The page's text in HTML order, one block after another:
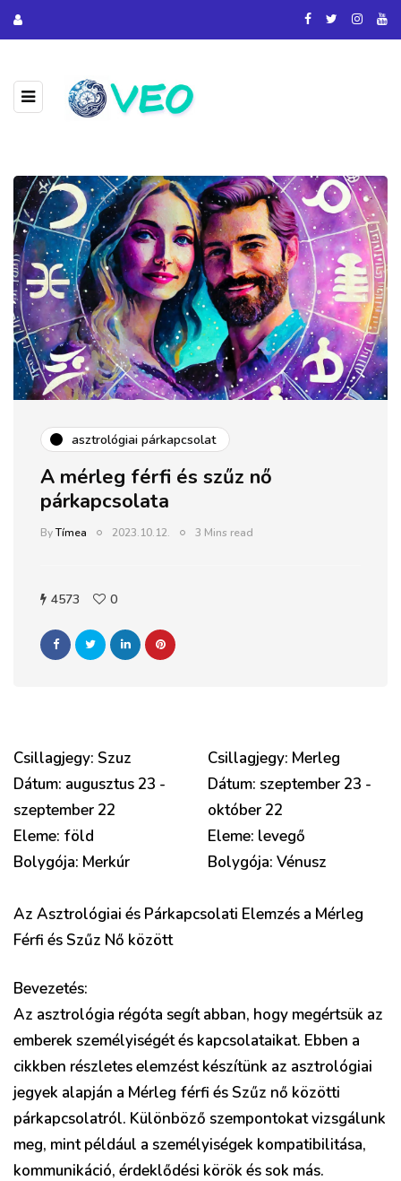
asztrológiai párkapcsolat
A mérleg férfi és szűz nő
párkapcsolata
ByTímea 2023.10.12. 3 Mins read
4573 0
Csillagjegy: Szuz
Dátum: augusztus 23 -
szeptember 22
Eleme: föld
Bolygója: Merkúr
Csillagjegy: Merleg
Dátum: szeptember 23 -
október 22
Eleme: levegő
Bolygója: Vénusz
Az Asztrológiai és Párkapcsolati Elemzés a Mérleg
Férfi és Szűz Nő között
Bevezetés:
Az asztrológia régóta segít abban, hogy megértsük az
emberek személyiségét és kapcsolataikat. Ebben a
cikkben részletes elemzést készítünk az asztrológiai
jegyek alapján a Mérleg férfi és Szűz nő közötti
párkapcsolatról. Különböző szempontokat vizsgálunk
meg, mint például a személyiségek kompatibilitása,
kommunikáció, érdeklődési körök és sok más.